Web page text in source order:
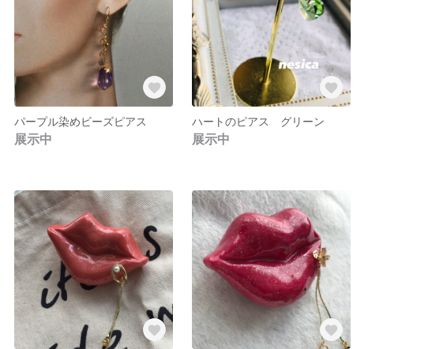
パープル染めビーズピアス
展示中
ハートのピアス グリーン
展示中